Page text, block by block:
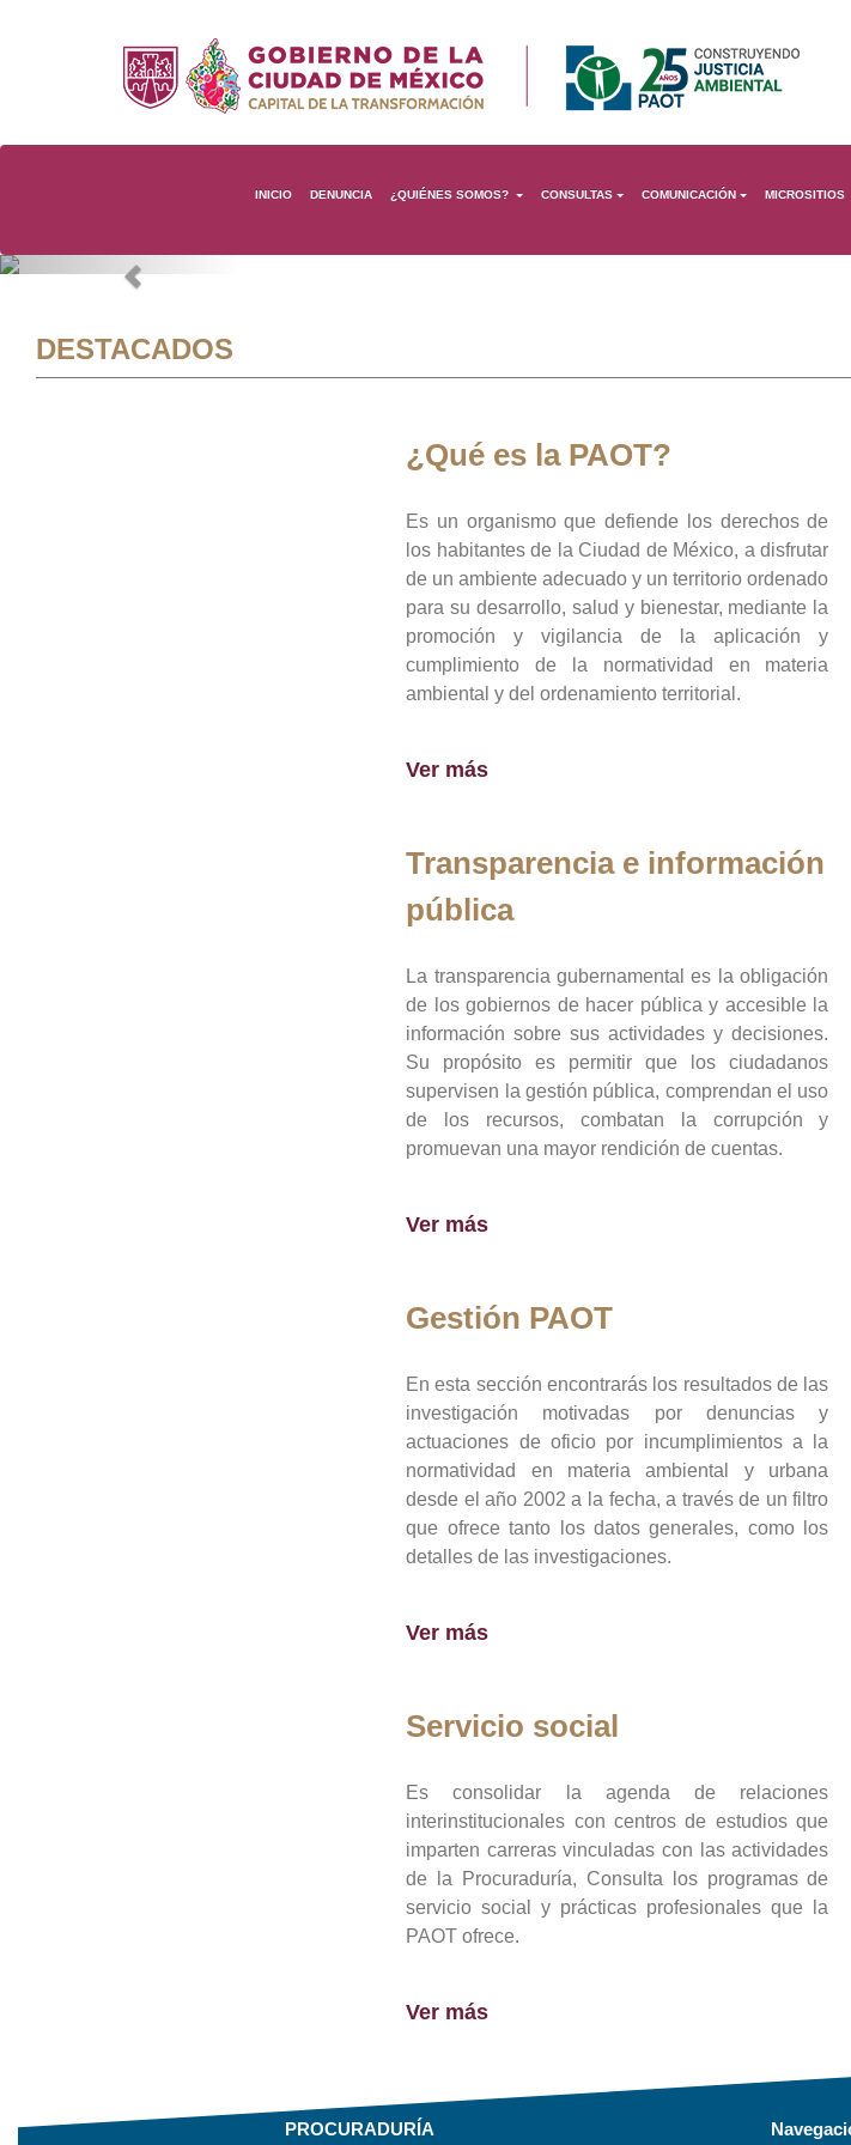
INICIO DENUNCIA ¿QUIÉNES SOMOS? CONSULTAS COMUNICACIÓN MICROSITIOS
Previous
DESTACADOS
¿Qué es la PAOT?
Es un organismo que defiende los derechos de
los habitantes de la Ciudad de México, a disfrutar
de un ambiente adecuado y un territorio ordenado
para su desarrollo, salud y bienestar, mediante la
promoción y vigilancia de la aplicación y
cumplimiento de la normatividad en materia
ambiental y del ordenamiento territorial.
Ver más
Transparencia e información
pública
La transparencia gubernamental es la obligación
de los gobiernos de hacer pública y accesible la
información sobre sus actividades y decisiones.
Su propósito es permitir que los ciudadanos
supervisen la gestión pública, comprendan el uso
de los recursos, combatan la corrupción y
promuevan una mayor rendición de cuentas.
Ver más
Gestión PAOT
En esta sección encontrarás los resultados de las
investigación motivadas por denuncias y
actuaciones de oficio por incumplimientos a la
normatividad en materia ambiental y urbana
desde el año 2002 a la fecha, a través de un filtro
que ofrece tanto los datos generales, como los
detalles de las investigaciones.
Ver más
Servicio social
Es consolidar la agenda de relaciones
interinstitucionales con centros de estudios que
imparten carreras vinculadas con las actividades
de la Procuraduría, Consulta los programas de
servicio social y prácticas profesionales que la
PAOT ofrece.
Ver más
PROCURADURÍA